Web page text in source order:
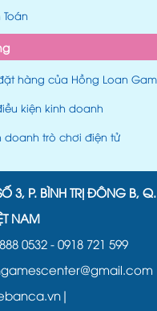
hàng của Hồng Loan
kiện kinh doanh
doanh trò chơi điện tử
3, P. BÌNH TRỊ ĐÔNG B,
NAM
0532 - 0918 721 599